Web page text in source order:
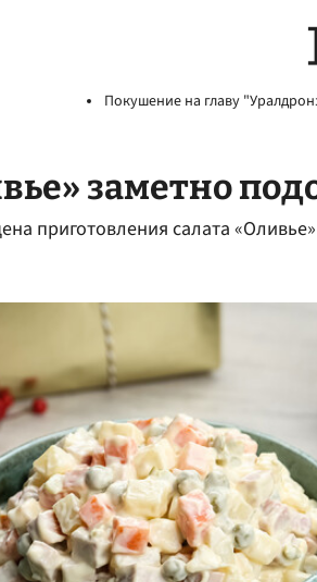
Покушение на главу
заметно
приготовления салата